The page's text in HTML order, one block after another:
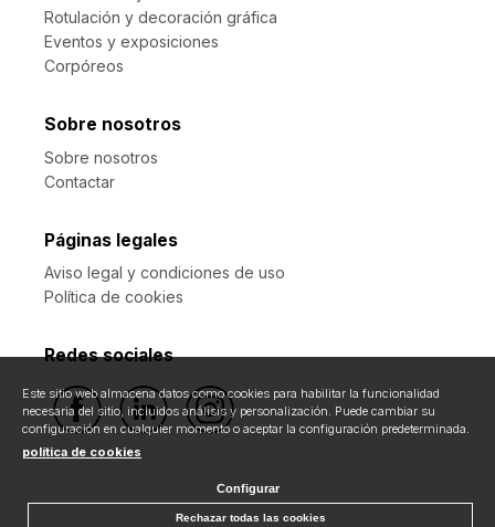
Rotulación y decoración gráfica
Eventos y exposiciones
Corpóreos
Sobre nosotros
Sobre nosotros
Contactar
Páginas legales
Aviso legal y condiciones de uso
Política de cookies
Redes sociales
Este sitio web almacena datos como cookies para habilitar la funcionalidad
necesaria del sitio, incluidos análisis y personalización. Puede cambiar su
configuración en cualquier momento o aceptar la configuración predeterminada.
política de cookies
Configurar
Rechazar todas las cookies